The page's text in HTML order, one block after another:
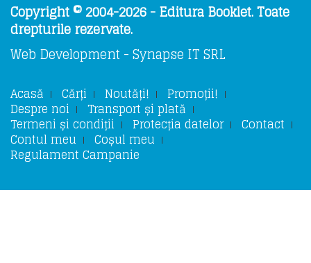
Copyright © 2004-2026 - Editura Booklet. Toate
drepturile rezervate.
Web Development - Synapse IT SRL
Acasă Cărți Noutăți! Promoții!
Despre noi Transport și plată
Termeni și condiții Protecția datelor Contact
Contul meu Coșul meu
Regulament Campanie